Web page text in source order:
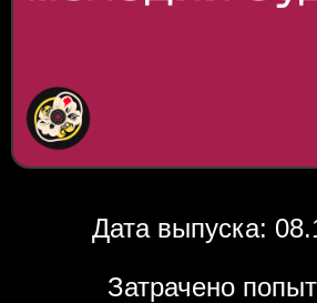
Дата выпуска:
Затрачено